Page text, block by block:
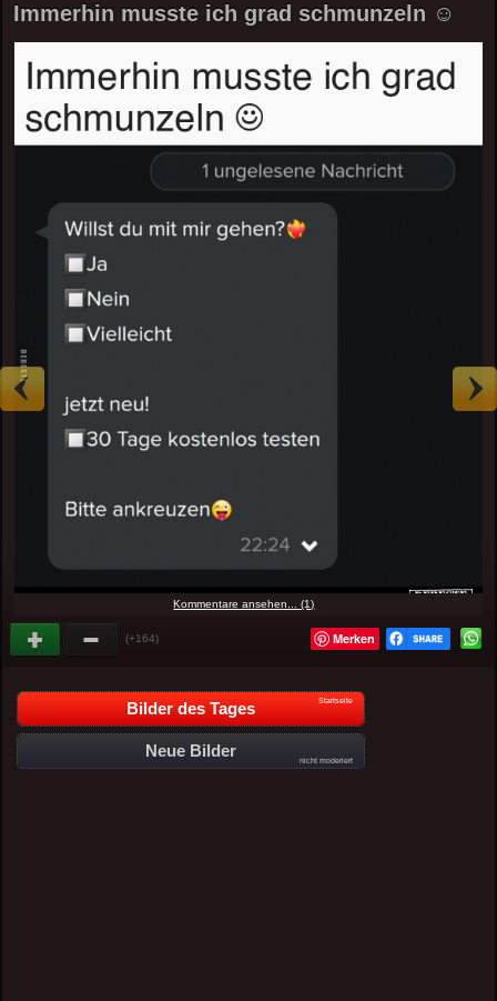
Immerhin musste ich grad schmunzeln ☺
Kommentare ansehen... (1)
(+164) Merken
Bilder des Tages Startseite
Neue Bilder
nicht moderiert